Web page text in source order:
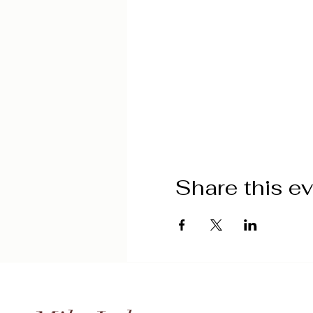
Share this